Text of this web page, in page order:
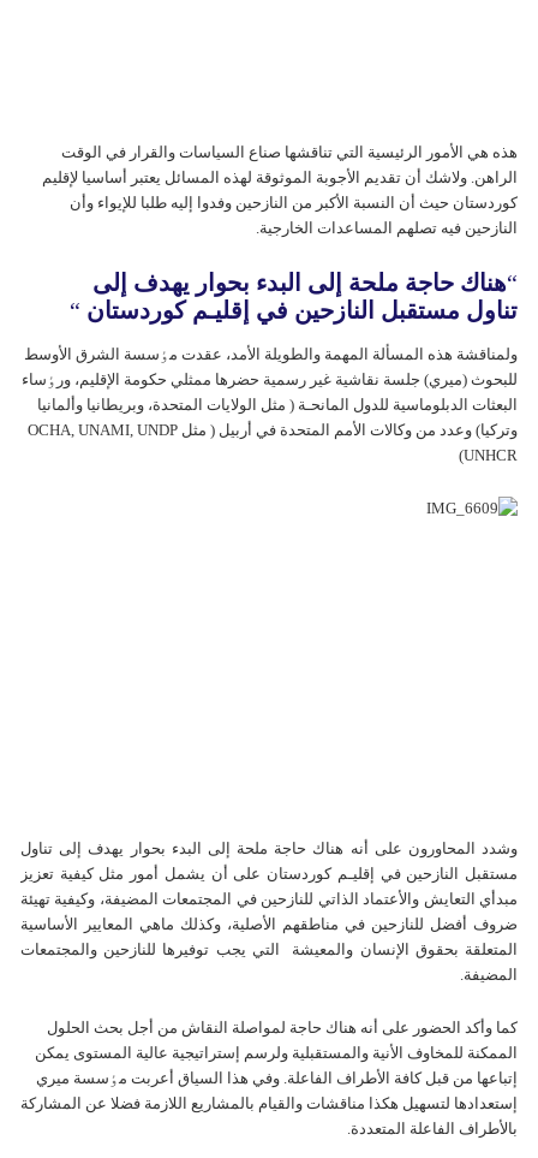
هذه هي الأمور الرئيسية التي تناقشها صناع السياسات والقرار في الوقت
الراهن. ولاشك أن تقديم الأجوبة الموثوقة لهذه المسائل يعتبر أساسيا لإقليم
كوردستان حيث أن النسبة الأکبر من النازحين وفدوا إلیە طلبا للإيواء وأن
النازحين فيه تصلهم المساعدات الخارجية.
“هناك حاجة ملحة إلی البدء بحوار يهدف إلی
تناول مستقبل النازحين في إقليـم كوردستان “
ولمناقشة هذه المسألة المهمة والطويلة الأمد، عقدت مٶسسة الشرق الأوسط
للبحوث (ميري) جلسة نقاشية غير رسمية حضرها ممثلي حکومة الإقليم، ورٶساء
البعثات الدبلوماسية للدول المانحـة ( مثل الولايات المتحدة، وبريطانيا وألمانيا
وترکيا) وعدد من وکالات الأمم المتحدة في أربيل ( مثل OCHA, UNAMI, UNDP
UNHCR)
وشدد المحاورون علی أنه هناك حاجة ملحة إلی البدء بحوار يهدف إلی تناول
مستقبل النازحين في إقليـم كوردستان علی أن يشمل أمور مثل کيفية تعزيز
مبدأي التعايش والأعتماد الذاتي للنازحين في المجتمعات المضيفة، وکيفية تهيئة
ضروف أفضل للنازحين في مناطقهم الأصلية، وکذلك ماهي المعايير الأساسية
المتعلقة بحقوق الإنسان والمعيشة التي يجب توفيرها للنازحين والمجتمعات
المضيفة.
کما وأكد الحضور علی أنه هناك حاجة لمواصلة النقاش من أجل بحث الحلول
الممکنة للمخاوف الأنية والمستقبلية ولرسم إستراتيجية عالية المستوی يمکن
إتباعها من قبل کافة الأطراف الفاعلة. وفي هذا السياق أعربت مٶسسة ميري
إستعدادها لتسهيل هكذا مناقشات والقيام بالمشاريع اللازمة فضلا عن المشارکة
بالأطراف الفاعلة المتعددة.